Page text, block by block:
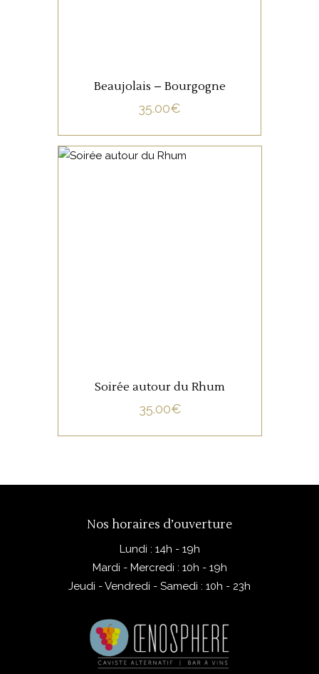
Beaujolais – Bourgogne
35.00€
Soirée autour du Rhum
35.00€
Nos horaires d’ouverture
Lundi : 14h - 19h
Mardi - Mercredi : 10h - 19h
Jeudi - Vendredi - Samedi : 10h - 23h